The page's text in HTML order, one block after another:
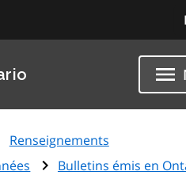
Renseignements
Bulletins émis en